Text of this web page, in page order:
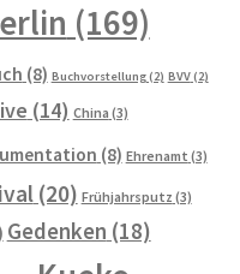
(169)
(8) Buchvorstellung(2) BVV(2)
(14) China (3)
(8) Ehrenamt (3)
(20) Frühjahrsputz (3)
Gedenken (18)